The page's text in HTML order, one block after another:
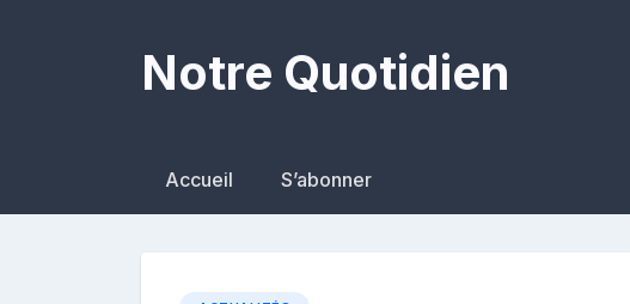
Notre Quotidien
Accueil S’abonner